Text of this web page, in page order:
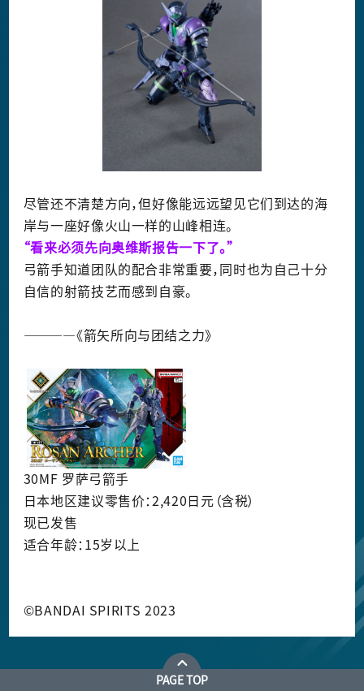
尽管还不清楚方向，但好像能远远望见它们到达的海
岸与一座好像火山一样的山峰相连。
“看来必须先向奥维斯报告一下了。”
弓箭手知道团队的配合非常重要，同时也为自己十分
自信的射箭技艺而感到自豪。
――――《箭矢所向与团结之力》
30MF 罗萨弓箭手
日本地区建议零售价：2,420日元（含税）
现已发售
适合年龄：15岁以上
©BANDAI SPIRITS 2023
PAGE TOP